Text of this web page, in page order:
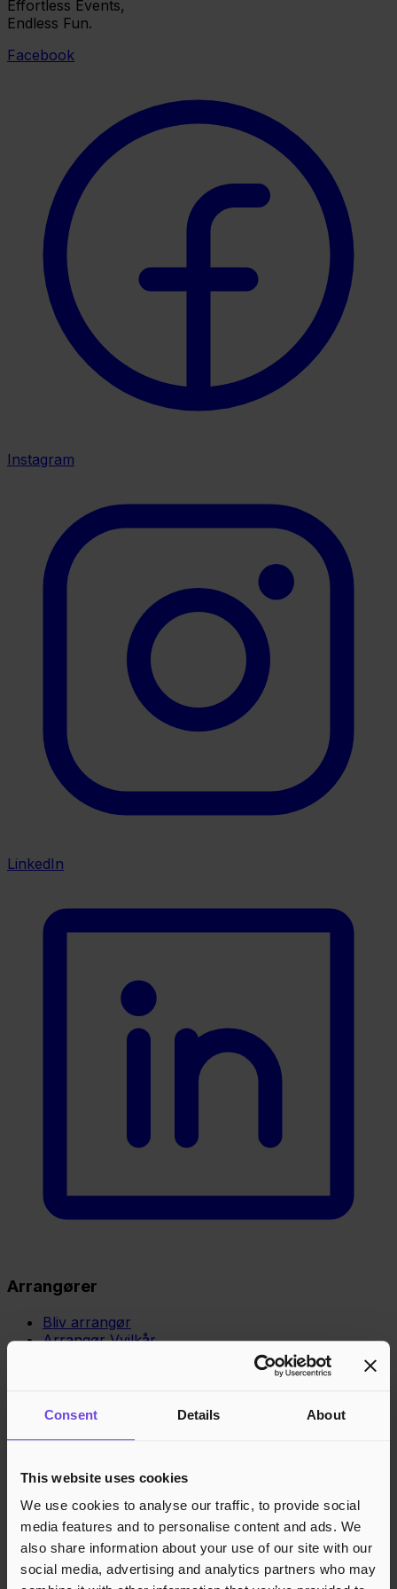
Consent Details About
This website uses cookies
We use cookies to analyse our traffic, to provide social
media features and to personalise content and ads. We
also share information about your use of our site with our
social media, advertising and analytics partners who may
Effortless Events,
Endless Fun.
Facebook
Instagram
LinkedIn
Arrangører
Bliv arrangør
Arrangør Vvilkår
Køber vilkår
Gift Cards
Support
Support
Vidensbase